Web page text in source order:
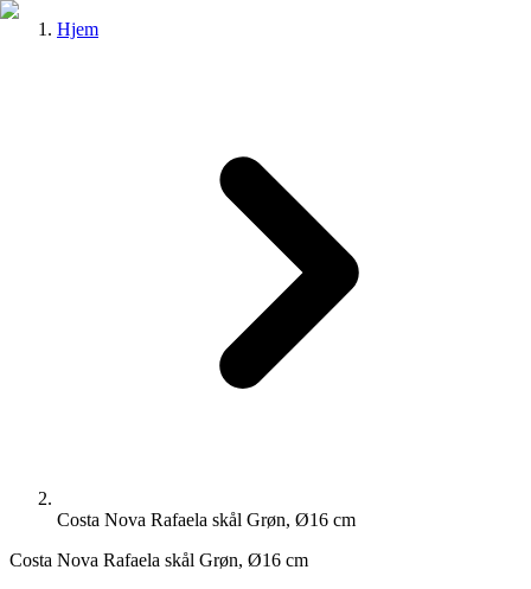
Hjem
Costa Nova Rafaela skål Grøn, Ø16 cm
Costa Nova Rafaela skål Grøn, Ø16 cm